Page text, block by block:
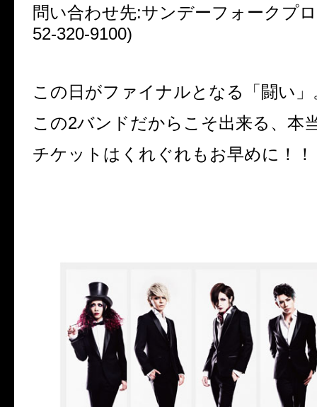
問い合わせ先:サンデーフォークプ
52-320-9100)
この日がファイナルとなる「闘い」
この2バンドだからこそ出来る、本
チケットはくれぐれもお早めに！！